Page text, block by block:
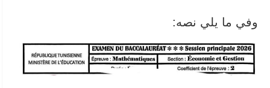
وفي ما يلي نصه: